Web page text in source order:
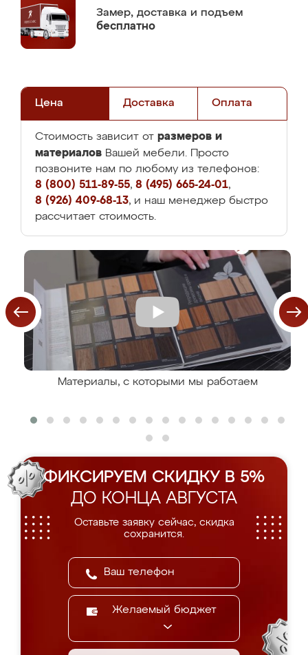
Замер, доставка и подъем
бесплатно
Цена Доставка Оплата
Стоимость зависит от размеров и
материалов Вашей мебели. Просто
позвоните нам по любому из телефонов:
8 (800) 511-89-55, 8 (495) 665-24-01,
8 (926) 409-68-13, и наш менеджер быстро
рассчитает стоимость.
Материалы, с которыми мы работаем
ФИКСИРУЕМ СКИДКУ В 5%
ДО КОНЦА АВГУСТА
Оставьте заявку сейчас, скидка
сохранится.
Желаемый бюджет